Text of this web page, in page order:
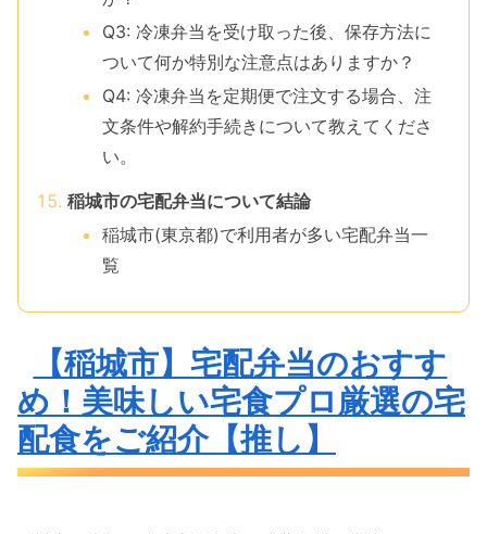
Q3: 冷凍弁当を受け取った後、保存方法に
ついて何か特別な注意点はありますか？
Q4: 冷凍弁当を定期便で注文する場合、注
文条件や解約手続きについて教えてくださ
い。
稲城市の宅配弁当について結論
稲城市(東京都)で利用者が多い宅配弁当一
覧
【稲城市】宅配弁当のおすす
め！美味しい宅食プロ厳選の宅
配食をご紹介【推し】